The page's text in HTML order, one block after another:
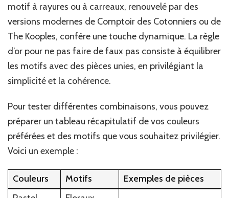
motif à rayures ou à carreaux, renouvelé par des
versions modernes de Comptoir des Cotonniers ou de
The Kooples, confère une touche dynamique. La règle
d’or pour ne pas faire de faux pas consiste à équilibrer
les motifs avec des pièces unies, en privilégiant la
simplicité et la cohérence.
Pour tester différentes combinaisons, vous pouvez
préparer un tableau récapitulatif de vos couleurs
préférées et des motifs que vous souhaitez privilégier.
Voici un exemple :
Couleurs Motifs
Exemples de pièces